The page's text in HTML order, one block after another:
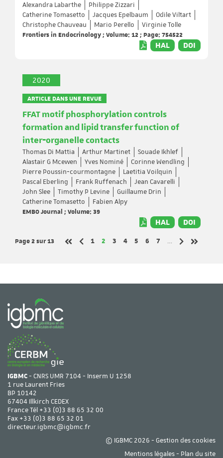
Alexandra Labarthe
Philippe Zizzari
Catherine Tomasetto
Jacques Epelbaum
Odile Viltart
Christophe Chauveau
Mario Perello
Virginie Tolle
Frontiers in Endocrinology ; Volume: 12 ; Page: 754522
HAL DOI
2020
ARTICLE DANS UNE REVUE
FFAT motif phosphorylation controls
formation and lipid transfer function of
inter‐organelle contacts
Thomas Di Mattia Arthur Martinet
Souade Ikhlef
Alastair G Mcewen
Yves Nominé
Corinne Wendling
Pierre Poussin‐courmontagne
Laetitia Voilquin
Pascal Eberling
Frank Ruffenach
Jean Cavarelli
John Slee
Timothy P Levine
Guillaume Drin
Catherine Tomasetto
Fabien Alpy
EMBO Journal ; Volume: 39
HAL DOI
Page 2sur 13
Page
1 Page
2 Page
3 Page
4 Page
5 Page
6 Page
7
…
IGBMC- CNRS UMR 7104 - Inserm U 1258
1 rue Laurent Fries
BP 10142
67404 Illkirch CEDEX
France Tél +33 (0)3 88 65 32 00
Fax +33 (0)3 88 65 32 01
directeur.igbmc@igbmc.fr
© IGBMC 2026 - Gestion des cookies
Mentions légales- Plan du site